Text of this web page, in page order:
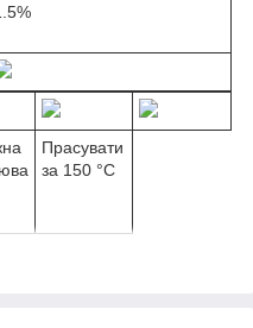
Прасувати
за 150 °C